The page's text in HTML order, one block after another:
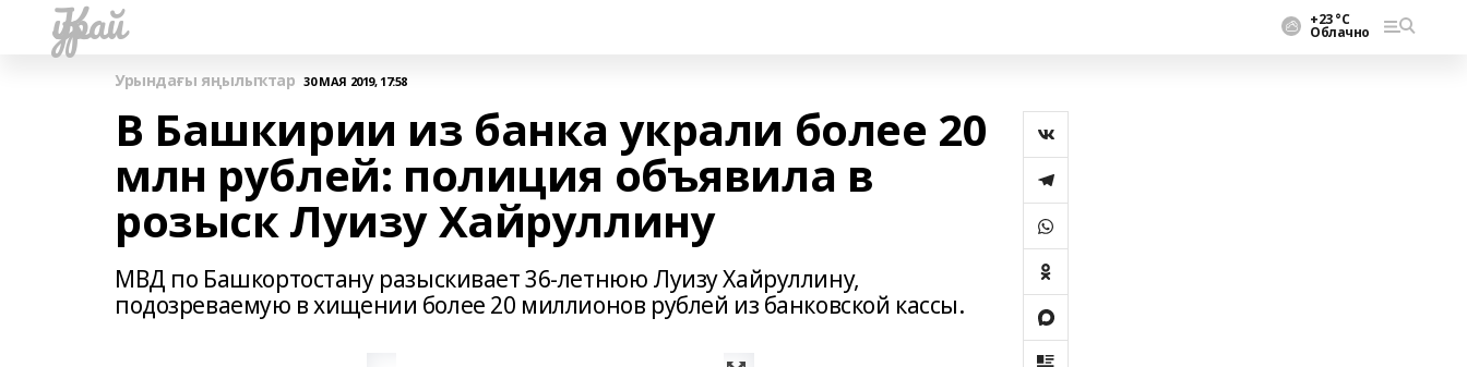
Ҡурай +23 °С
Облачно
Урындағы яңылыҡтар 30 МАЯ 2019, 17:58
В Башкирии из банка украли более 20
млн рублей: полиция объявила в
розыск Луизу Хайруллину
МВД по Башкортостану разыскивает 36-летнюю Луизу Хайруллину,
подозреваемую в хищении более 20 миллионов рублей из банковской кассы.